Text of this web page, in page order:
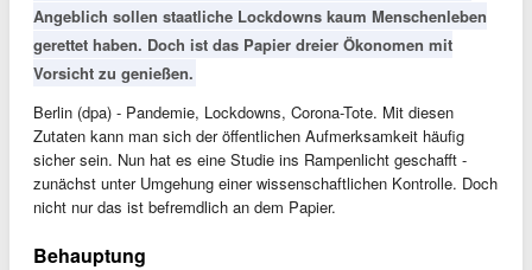
Angeblich sollen staatliche Lockdowns kaum Menschenleben
gerettet haben. Doch ist das Papier dreier Ökonomen mit
Vorsicht zu genießen.
Berlin (dpa) - Pandemie, Lockdowns, Corona-Tote. Mit diesen
Zutaten kann man sich der öffentlichen Aufmerksamkeit häufig
sicher sein. Nun hat es eine Studie ins Rampenlicht geschafft -
zunächst unter Umgehung einer wissenschaftlichen Kontrolle. Doch
nicht nur das ist befremdlich an dem Papier.
Behauptung